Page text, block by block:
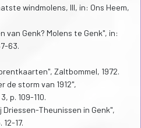
windmolens, III, in: Ons Heem,
van Genk? Molens te Genk", in:
63.
Zaltbommel, 1972.
de storm van 1912",
p. 109-110.
Theunissen in Genk",
17.